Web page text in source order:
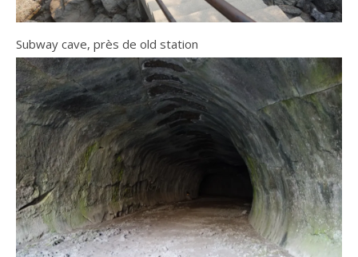
Subway cave, près de old station